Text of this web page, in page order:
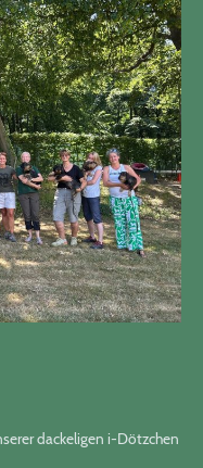
dackeligen i-Dötzchen